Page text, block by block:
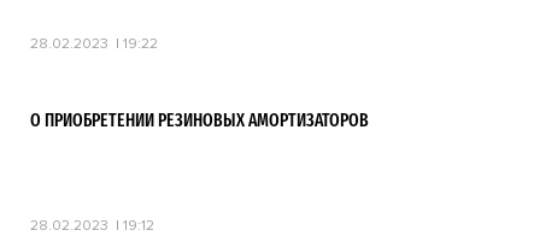
28.02.2023 19:22
О ПРИОБРЕТЕНИИ РЕЗИНОВЫХ АМОРТИЗАТОРОВ
28.02.2023 19:12